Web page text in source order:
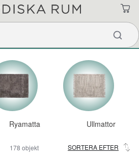
Ryamatta Ullmattor
SORTERA EFTER
178 objekt